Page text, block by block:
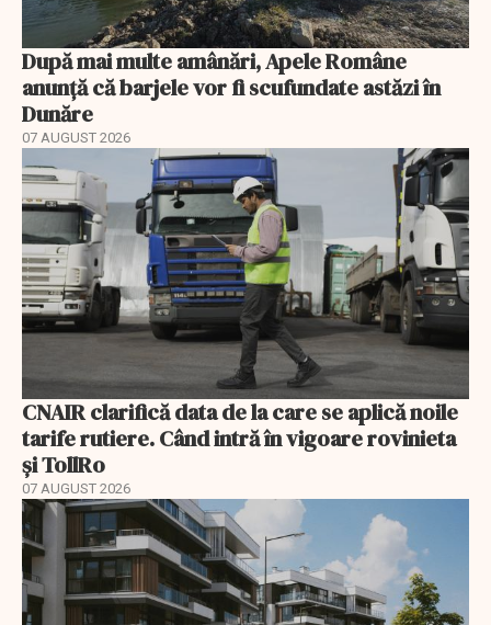
După mai multe amânări, Apele Române
anunță că barjele vor fi scufundate astăzi în
Dunăre
07 AUGUST 2026
CNAIR clarifică data de la care se aplică noile
tarife rutiere. Când intră în vigoare rovinieta
și TollRo
07 AUGUST 2026